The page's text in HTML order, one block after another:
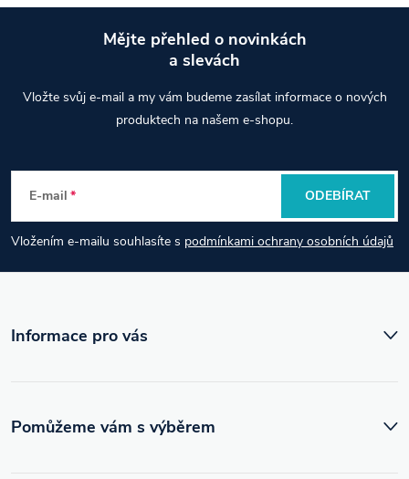
p
a
t
Mějte přehled o novinkách
a slevách
Vložte svůj e-mail a my vám budeme zasílat informace o nových
produktech na našem e-shopu.
E-mail
Vložením e-mailu souhlasíte s podmínkami ochrany osobních údajů
ODEBÍRAT
Informace pro vás
Pomůžeme vám s výběrem